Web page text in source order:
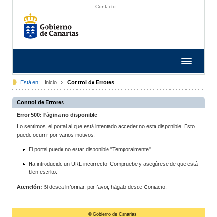
Contacto
Toggle
navigation
Está en: Inicio > Control de Errores
Control de Errores
Error 500: Página no disponible
Lo sentimos, el portal al que está intentado acceder no está disponible. Esto
puede ocurrir por varios motivos:
El portal puede no estar disponible "Temporalmente".
Ha introducido un URL incorrecto. Compruebe y asegúrese de que está
bien escrito.
Atención: Si desea informar, por favor, hágalo desde Contacto.
© Gobierno de Canarias